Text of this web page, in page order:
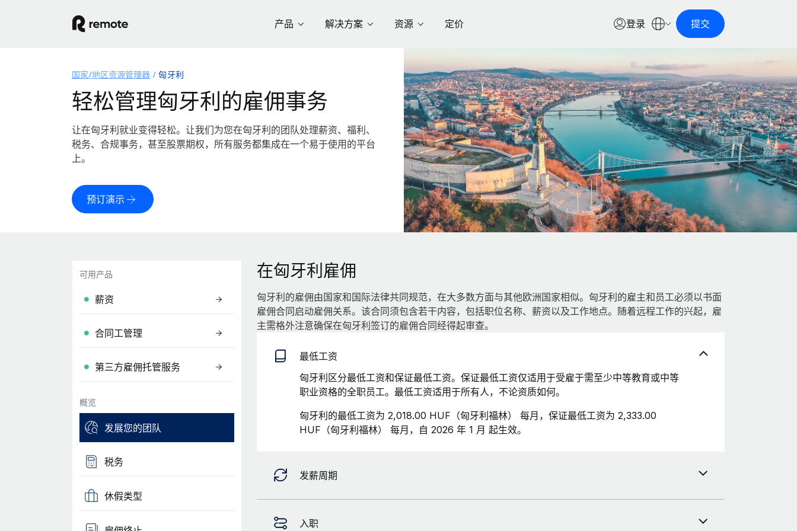
产品 解决方案 资源 定价 登录 提交
国家/地区资源管理器 匈牙利
轻松管理匈牙利的雇佣事务
让在匈牙利就业变得轻松。让我们为您在匈牙利的团队处理薪资、福利、
税务、合规事务，甚至股票期权，所有服务都集成在一个易于使用的平台
上。
预订演示
可用产品
薪资
合同工管理
第三方雇佣托管服务
概览
发展您的团队
税务
休假类型
在匈牙利雇佣
匈牙利的雇佣由国家和国际法律共同规范，在大多数方面与其他欧洲国家相似。匈牙利的雇主和员工必须以书面
雇佣合同启动雇佣关系。该合同须包含若干内容，包括职位名称、薪资以及工作地点。随着远程工作的兴起，雇
主需格外注意确保在匈牙利签订的雇佣合同经得起审查。
最低工资
匈牙利区分最低工资和保证最低工资。保证最低工资仅适用于受雇于需至少中等教育或中等
职业资格的全职员工。最低工资适用于所有人，不论资质如何。
匈牙利的最低工资为 2,018.00 HUF（匈牙利福林） 每月，保证最低工资为 2,333.00
HUF（匈牙利福林） 每月，自 2026 年 1 月 起生效。
发薪周期
入职